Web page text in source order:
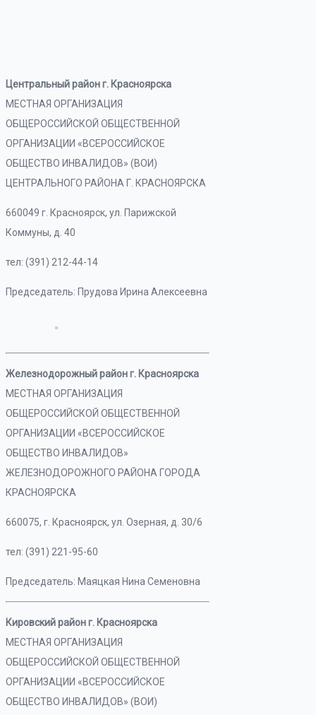
Центральный район г. Красноярска
МЕСТНАЯ ОРГАНИЗАЦИЯ
ОБЩЕРОССИЙСКОЙ ОБЩЕСТВЕННОЙ
ОРГАНИЗАЦИИ «ВСЕРОССИЙСКОЕ
ОБЩЕСТВО ИНВАЛИДОВ» (ВОИ)
ЦЕНТРАЛЬНОГО РАЙОНА Г. КРАСНОЯРСКА
660049 г. Красноярск, ул. Парижской
Коммуны, д. 40
тел: (391) 212-44-14
Председатель: Прудова Ирина Алексеевна
Железнодорожный район г. Красноярска
МЕСТНАЯ ОРГАНИЗАЦИЯ
ОБЩЕРОССИЙСКОЙ ОБЩЕСТВЕННОЙ
ОРГАНИЗАЦИИ «ВСЕРОССИЙСКОЕ
ОБЩЕСТВО ИНВАЛИДОВ»
ЖЕЛЕЗНОДОРОЖНОГО РАЙОНА ГОРОДА
КРАСНОЯРСКА
660075, г. Красноярск, ул. Озерная, д. 30/6
тел: (391) 221-95-60
Председатель: Маяцкая Нина Семеновна
Кировский район г. Красноярска
МЕСТНАЯ ОРГАНИЗАЦИЯ
ОБЩЕРОССИЙСКОЙ ОБЩЕСТВЕННОЙ
ОРГАНИЗАЦИИ «ВСЕРОССИЙСКОЕ
ОБЩЕСТВО ИНВАЛИДОВ» (ВОИ)